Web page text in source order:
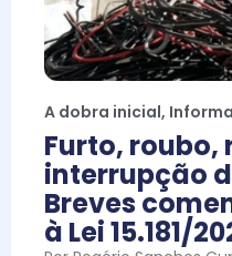
A dobra inicial,
Furto, roubo,
interrupção
Breves
à Lei 15.181/